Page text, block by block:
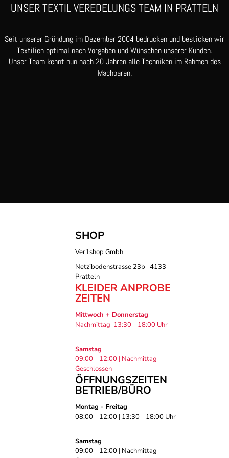
UNSER TEXTIL VEREDELUNGS TEAM IN PRATTELN
Seit unserer Gründung im Dezember 2004 bedrucken und besticken wir
Textilien optimal nach Vorgaben und Wünschen unserer Kunden.
Unser Team kennt nun nach 20 Jahren alle Techniken im Rahmen des
Machbaren.
SHOP
Ver1shop Gmbh
Netzibodenstrasse 23b 4133
Pratteln
KLEIDER ANPROBE
ZEITEN
Mittwoch + Donnerstag
Nachmittag 13:30 - 18:00 Uhr
Samstag
09:00 - 12:00 | Nachmittag
Geschlossen
ÖFFNUNGSZEITEN
BETRIEB/BÜRO
Montag - Freitag
08:00 - 12:00 | 13:30 - 18:00 Uhr
Samstag
09:00 - 12:00 | Nachmittag